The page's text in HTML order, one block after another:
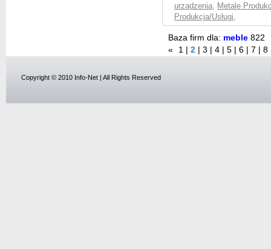
urządzenia, Metale
Produkcja/Usługi,
Baza firm dla: meble 822
«
1 2 3 4 5 6 7 8
Copyright © 2010 Info-Net | All Rights Reserved